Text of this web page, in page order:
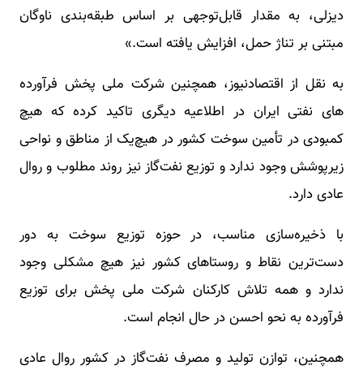
دیزلی، به مقدار قابل‌توجهی بر اساس طبقه‌بندی ناوگان
مبتنی بر تناژ حمل، افزایش یافته است.»
به نقل از اقتصادنیوز، همچنین شرکت ملی پخش فرآورده
های نفتی ایران در اطلاعیه دیگری تاکید کرده که هیچ
کمبودی در تأمین سوخت کشور در هیچ‌یک از مناطق و نواحی
زیرپوشش وجود ندارد و توزیع نفت‌گاز نیز روند مطلوب و روال
عادی دارد.
با ذخیره‌سازی مناسب، در حوزه توزیع سوخت به دور
دست‌ترین نقاط و روستاهای کشور نیز هیچ مشکلی وجود
ندارد و همه تلاش کارکنان شرکت ملی پخش برای توزیع
فرآورده به نحو احسن در حال انجام است.
همچنین، توازن تولید و مصرف نفت‌گاز در کشور روال عادی